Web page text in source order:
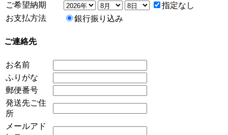
ご希望納期
指定なし
お支払方法
銀行振り込み
ご連絡先
お名前
ふりがな
郵便番号
発送先ご住
所
メールアド